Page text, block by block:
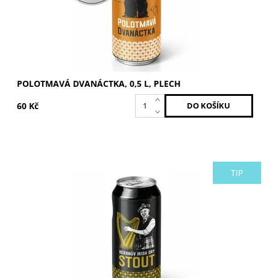
POLOTMAVÁ DVANÁCTKA, 0,5 L, PLECH
60 Kč
TIP
Stupňovitost: 11,5 °. Tmavá irská klasika.
Skladem >5 ks